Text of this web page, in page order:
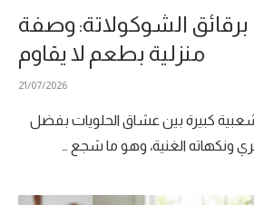
برقائق الشوكولاتة: وصفة
منزلية بطعم لا يقاوم
21/07/2026
كبيرة بين عشاق الحلويات بفضل
ونكهاته الغنية، وهو ما شجع …